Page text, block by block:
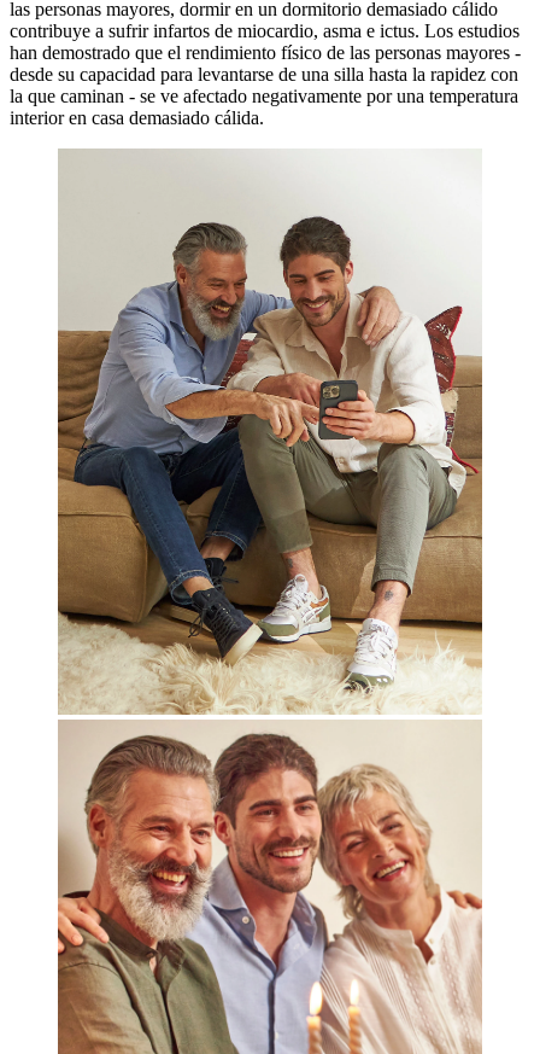
las personas mayores, dormir en un dormitorio demasiado cálido
contribuye a sufrir infartos de miocardio, asma e ictus. Los estudios
han demostrado que el rendimiento físico de las personas mayores -
desde su capacidad para levantarse de una silla hasta la rapidez con
la que caminan - se ve afectado negativamente por una temperatura
interior en casa demasiado cálida.